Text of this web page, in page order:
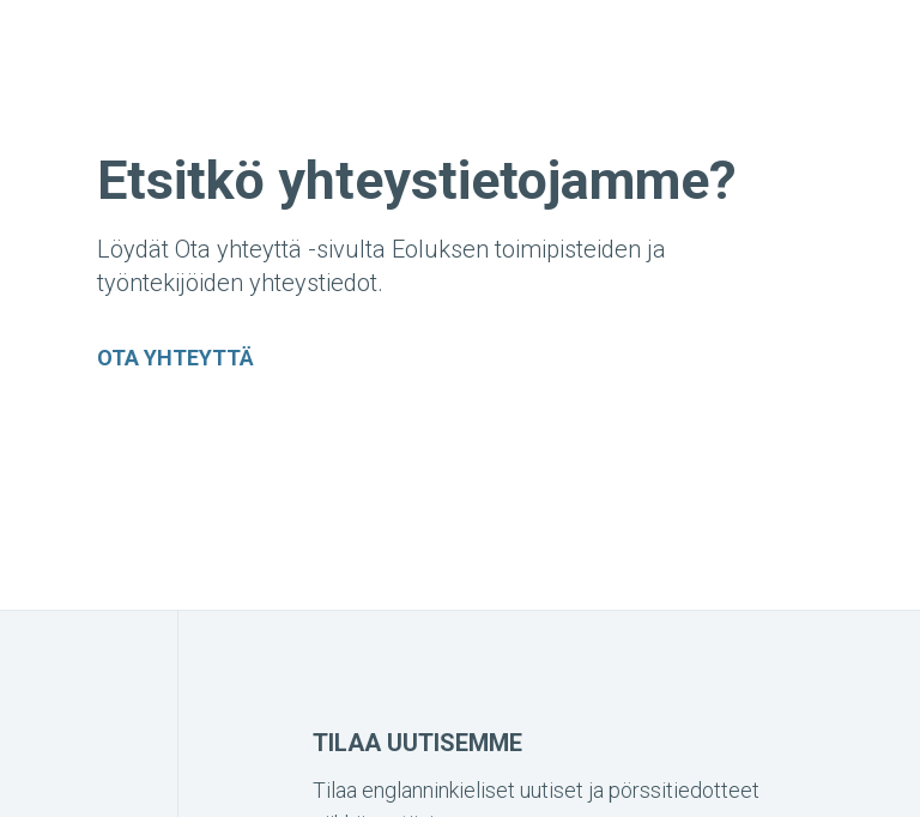
Etsitkö yhteystietojamme?
Löydät Ota yhteyttä -sivulta Eoluksen toimipisteiden ja
työntekijöiden yhteystiedot.
OTA YHTEYTTÄ
TILAA UUTISEMME
Tilaa englanninkieliset uutiset ja pörssitiedotteet